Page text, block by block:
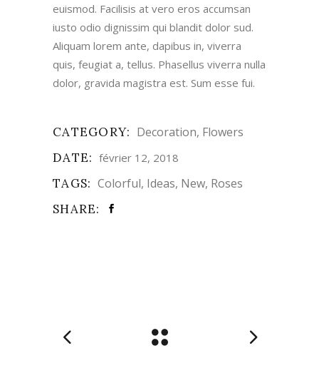
euismod. Facilisis at vero eros accumsan
iusto odio dignissim qui blandit dolor sud.
Aliquam lorem ante, dapibus in, viverra
quis, feugiat a, tellus. Phasellus viverra nulla
dolor, gravida magistra est. Sum esse fui.
CATEGORY: Decoration Flowers
DATE: février 12, 2018
TAGS: Colorful Ideas New Roses
SHARE: